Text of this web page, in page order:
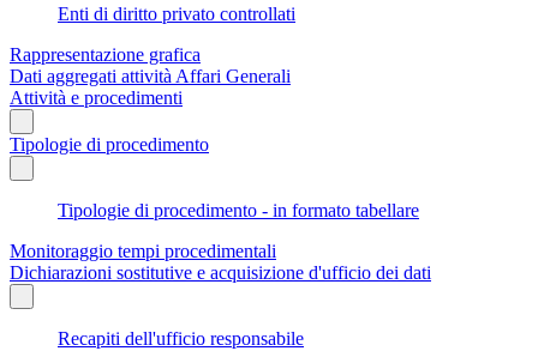
Enti di diritto privato controllati
Rappresentazione grafica
Dati aggregati attività Affari Generali
Attività e procedimenti
Tipologie di procedimento
Tipologie di procedimento - in formato tabellare
Monitoraggio tempi procedimentali
Dichiarazioni sostitutive e acquisizione d'ufficio dei dati
Recapiti dell'ufficio responsabile